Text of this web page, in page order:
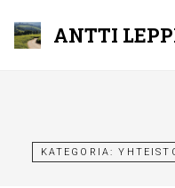
ANTTI
KATEGORIA: